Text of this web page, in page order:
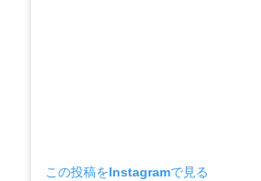
この投稿をInstagramで見る